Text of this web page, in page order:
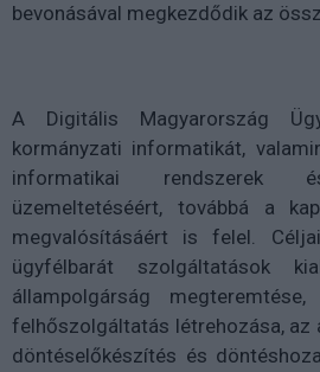
bevonásával megkezdődik az
A Digitális Magyarország
kormányzati informatikát,
informatikai rendszerek
üzemeltetéséért, továbbá a
megvalósításáért is felel.
ügyfélbarát szolgáltatások
állampolgárság
felhőszolgáltatás létrehozása, az
döntéselőkészítés és